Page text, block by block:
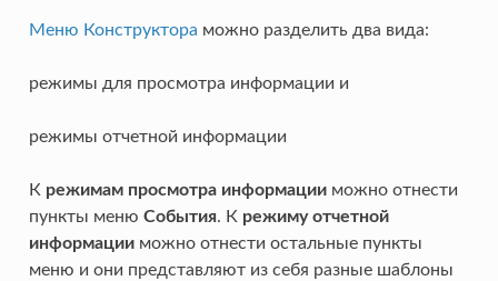
Меню Конструктора можно разделить два вида:
режимы для просмотра информации и
режимы отчетной информации
К режимам просмотра информацииможно отнести
пункты меню События. К режиму отчетной
информацииможно отнести остальные пункты
меню и они представляют из себя разные шаблоны